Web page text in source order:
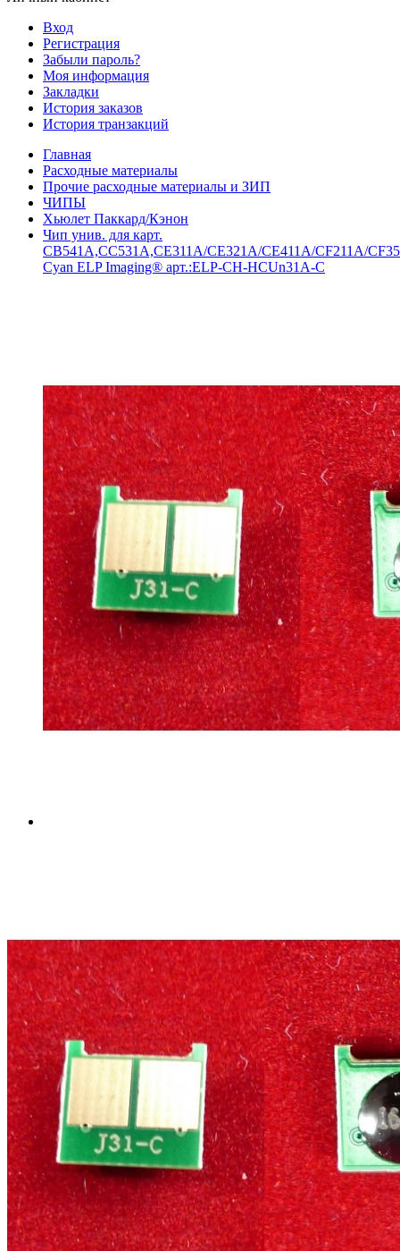
Вход
Регистрация
Забыли пароль?
Моя информация
Закладки
История заказов
История транзакций
Главная
Расходные материалы
Прочие расходные материалы и ЗИП
ЧИПЫ
Хьюлет Паккард/Кэнон
Чип унив. для карт.
CB541A,CC531A,CE311A/CE321A/CE411A/CF211A/
Cyan ELP Imaging® арт.:ELP-CH-HСUn31A-C